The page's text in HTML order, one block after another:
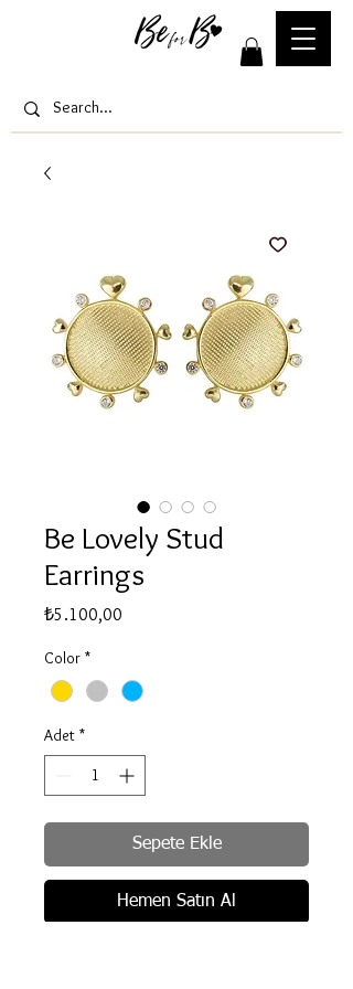
Be Lovely Stud
Earrings
₺5.100,00
Color *
Adet *
Sepete Ekle
Hemen Satın Al